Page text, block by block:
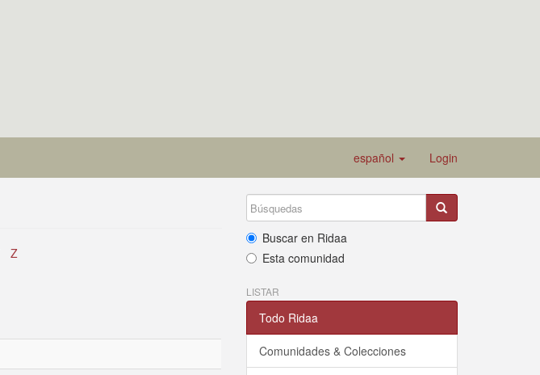
español Login
Z
Buscar en Ridaa
Esta comunidad
LISTAR
Todo Ridaa
Comunidades & Colecciones